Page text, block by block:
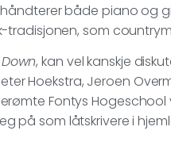
både piano og
tradisjonen, som
, kan vel kanskje
Hoekstra, Jeroen
Fontys Hogeschool
på som låtskrivere i